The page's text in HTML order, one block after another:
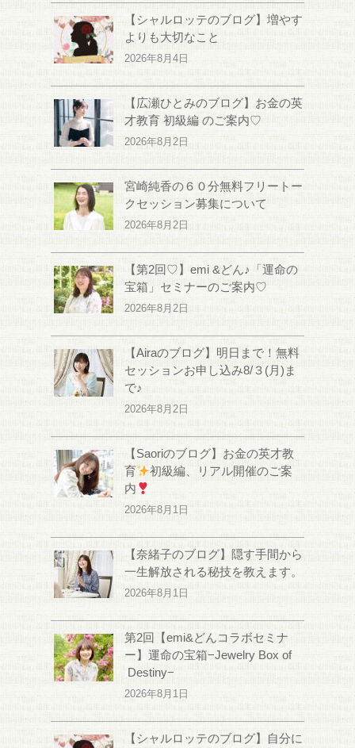
【シャルロッテのブログ】増やす
よりも大切なこと
2026年8月4日
【広瀬ひとみのブログ】お金の英
才教育 初級編 のご案内♡
2026年8月2日
宮崎純香の６０分無料フリートー
クセッション募集について
2026年8月2日
【第2回♡】emi &どん♪「運命の
宝箱」セミナーのご案内♡
2026年8月2日
【Airaのブログ】明日まで！無料
セッションお申し込み8/３(月)ま
で♪
2026年8月2日
【Saoriのブログ】お金の英才教
育
初級編、リアル開催のご案
内
2026年8月1日
【奈緒子のブログ】隠す手間から
一生解放される秘技を教えます。
2026年8月1日
第2回【emi&どんコラボセミナ
ー】運命の宝箱−Jewelry Box of
Destiny−
2026年8月1日
【シャルロッテのブログ】自分に